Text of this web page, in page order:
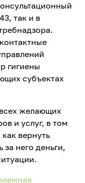
так и в
гигиены
субъектах
желающих
и услуг, в том
вернуть
за него деньги,